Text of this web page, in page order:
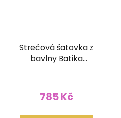
Strečová šatovka z
bavlny Batika
785 Kč